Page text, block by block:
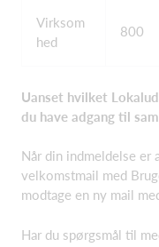
Virksom
hed
800
Uanset hvilket
du have adgang til
Når din indmeldelse er
velkomstmail med
modtage en ny mail
Har du spørgsmål til